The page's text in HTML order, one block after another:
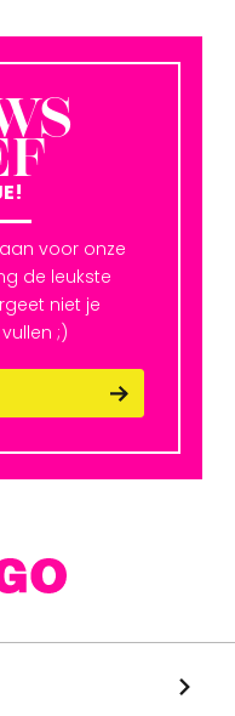
voor onze
de leukste
niet je
;)